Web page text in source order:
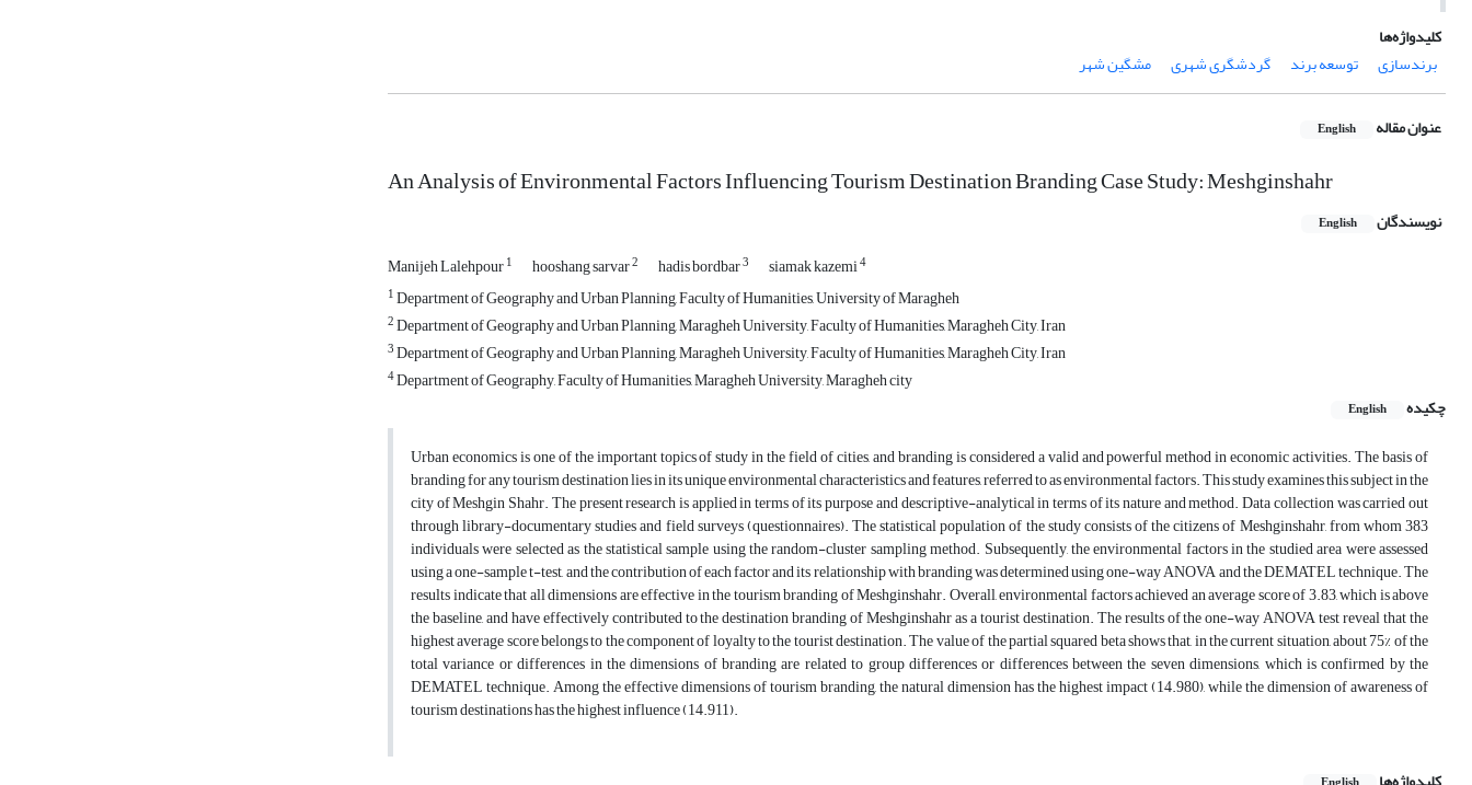
کلیدواژه‌ها
برندسازی
توسعه برند گردشگری شهری مشگین شهر
عنوان مقاله English
An Analysis of Environmental Factors Influencing Tourism Destination Branding Case Study: Meshginshahr
نویسندگان English
Manijeh Lalehpour1 hooshang sarvar2 hadis bordbar3 siamak kazemi4
1Department of Geography and Urban Planning, Faculty of Humanities, University of Maragheh
2Department of Geography and Urban Planning, Maragheh University, Faculty of Humanities, Maragheh City, Iran
3Department of Geography and Urban Planning, Maragheh University, Faculty of Humanities, Maragheh City, Iran
4Department of Geography, Faculty of Humanities, Maragheh University, Maragheh city
چکیده
English
Urban economics is one of the important topics of study in the field of cities, and branding is considered a valid and powerful method in economic activities. The basis of
branding for any tourism destination lies in its unique environmental characteristics and features, referred to as environmental factors. This study examines this subject in the
city of Meshgin Shahr. The present research is applied in terms of its purpose and descriptive-analytical in terms of its nature and method. Data collection was carried out
through library-documentary studies and field surveys (questionnaires). The statistical population of the study consists of the citizens of Meshginshahr, from whom 383
individuals were selected as the statistical sample using the random-cluster sampling method. Subsequently, the environmental factors in the studied area were assessed
using a one-sample t-test, and the contribution of each factor and its relationship with branding was determined using one-way ANOVA and the DEMATEL technique. The
results indicate that all dimensions are effective in the tourism branding of Meshginshahr. Overall, environmental factors achieved an average score of 3.83, which is above
the baseline, and have effectively contributed to the destination branding of Meshginshahr as a tourist destination. The results of the one-way ANOVA test reveal that the
highest average score belongs to the component of loyalty to the tourist destination. The value of the partial squared beta shows that, in the current situation, about 75% of the
total variance or differences in the dimensions of branding are related to group differences or differences between the seven dimensions, which is confirmed by the
DEMATEL technique. Among the effective dimensions of tourism branding, the natural dimension has the highest impact (14.980), while the dimension of awareness of
tourism destinations has the highest influence (14.911).